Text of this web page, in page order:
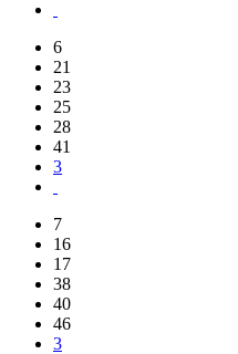
6
21
23
25
28
41
3
7
16
17
38
40
46
3